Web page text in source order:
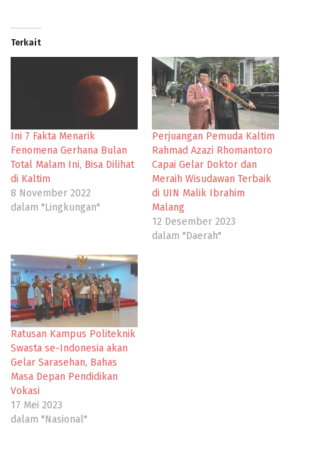
Terkait
Ini 7 Fakta Menarik
Fenomena Gerhana Bulan
Total Malam Ini, Bisa Dilihat
di Kaltim
8 November 2022
dalam "Lingkungan"
Perjuangan Pemuda Kaltim
Rahmad Azazi Rhomantoro
Capai Gelar Doktor dan
Meraih Wisudawan Terbaik
di UIN Malik Ibrahim
Malang
12 Desember 2023
dalam "Daerah"
Ratusan Kampus Politeknik
Swasta se-Indonesia akan
Gelar Sarasehan, Bahas
Masa Depan Pendidikan
Vokasi
17 Mei 2023
dalam "Nasional"